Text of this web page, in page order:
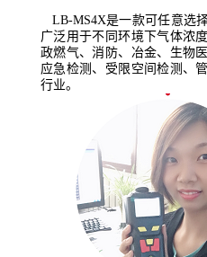
LB-MS4X是一款可任意选
广泛用于不同环境下气体浓
政燃气、消防、冶金、生物
应急检测、受限空间检测、
行业。